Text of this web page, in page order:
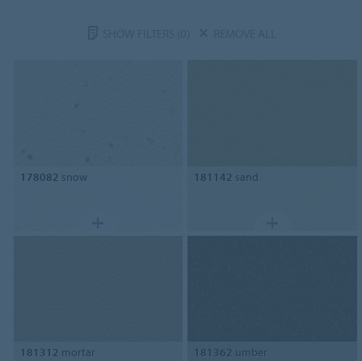
178082 snow 181142 sand
181312 mortar 181362 umber